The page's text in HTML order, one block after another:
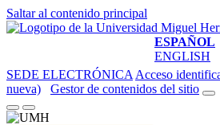
Saltar al contenido principal
ESPAÑOL
ENGLISH
SEDE ELECTRÓNICA Acceso
nueva)
Gestor de contenidos del sitio